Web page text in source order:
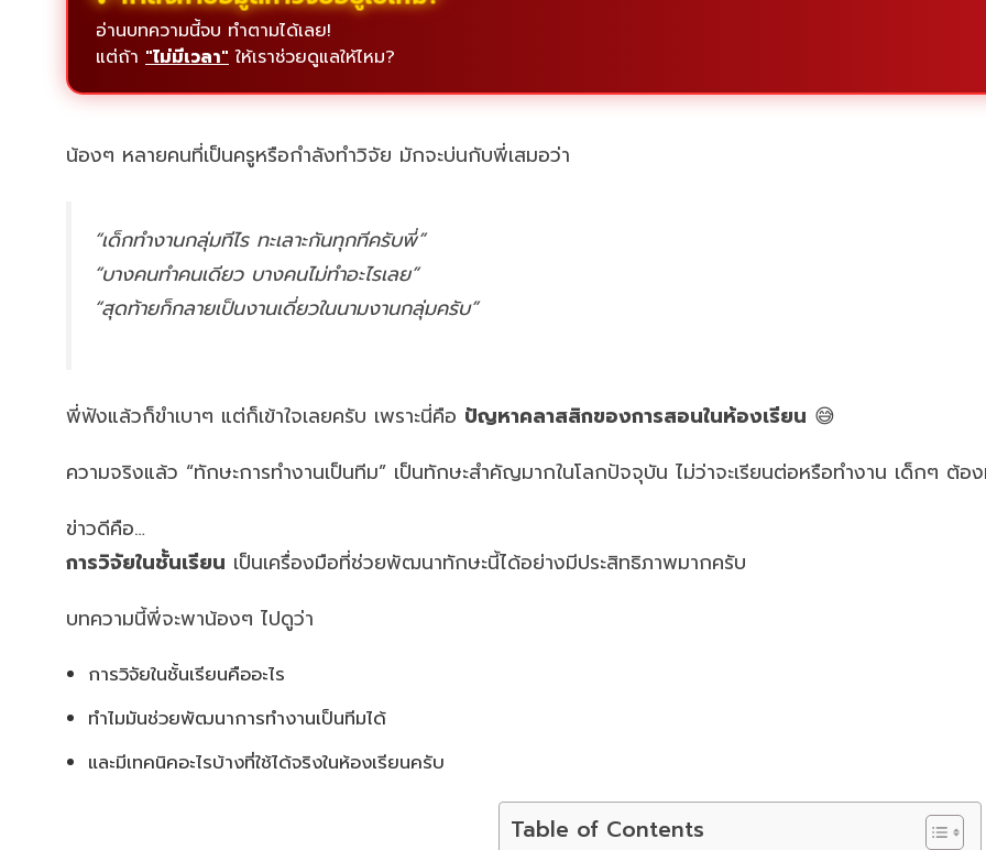
อ่านบทความนี้จบ ทำตามได้เลย!
แต่ถ้า "ไม่มีเวลา" ให้เราช่วยดูแลให้ไหม?
น้องๆ หลายคนที่เป็นครูหรือกำลังทำวิจัย มักจะบ่นกับพี่เสมอว่า
“เด็กทำงานกลุ่มทีไร ทะเลาะกันทุกทีครับพี่”
“บางคนทำคนเดียว บางคนไม่ทำอะไรเลย”
“สุดท้ายก็กลายเป็นงานเดี่ยวในนามงานกลุ่มครับ”
พี่ฟังแล้วก็ขำเบาๆ แต่ก็เข้าใจเลยครับ เพราะนี่คือ ปัญหาคลาสสิกของการสอนในห้องเรียน 😅
ความจริงแล้ว “ทักษะการทำงานเป็นทีม” เป็นทักษะสำคัญมากในโลกปัจจุบัน ไม่ว่าจะเรียนต่อหรือทำงาน เด็กๆ ต้
ข่าวดีคือ…
การวิจัยในชั้นเรียน เป็นเครื่องมือที่ช่วยพัฒนาทักษะนี้ได้อย่างมีประสิทธิภาพมากครับ
บทความนี้พี่จะพาน้องๆ ไปดูว่า
การวิจัยในชั้นเรียนคืออะไร
ทำไมมันช่วยพัฒนาการทำงานเป็นทีมได้
และมีเทคนิคอะไรบ้างที่ใช้ได้จริงในห้องเรียนครับ
Table of Contents